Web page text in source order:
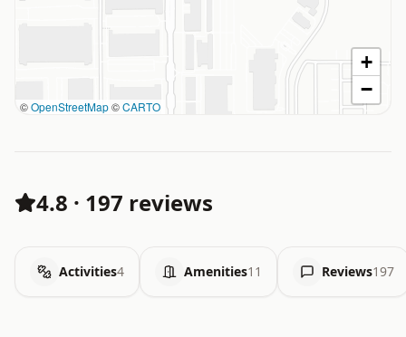
©OpenStreetMap©CARTO
+
−
4.8 · 197 reviews
Activities4 Amenities11 Reviews197